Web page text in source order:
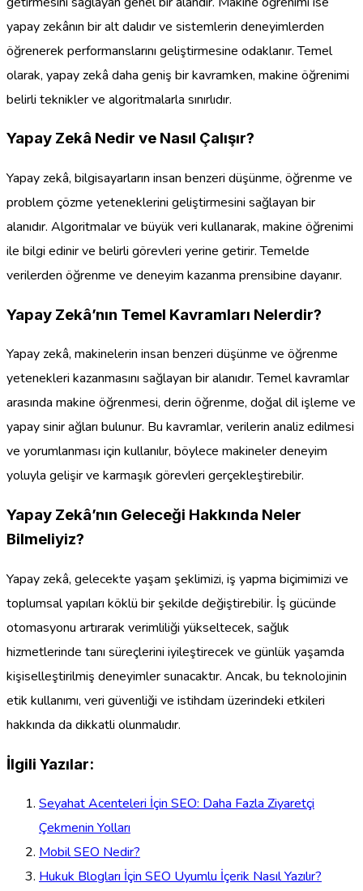
yapay zekânın bir alt dalıdır ve sistemlerin deneyimlerden
öğrenerek performanslarını geliştirmesine odaklanır. Temel
olarak, yapay zekâ daha geniş bir kavramken, makine öğrenimi
belirli teknikler ve algoritmalarla sınırlıdır.
Yapay Zekâ Nedir ve Nasıl Çalışır?
Yapay zekâ, bilgisayarların insan benzeri düşünme, öğrenme ve
problem çözme yeteneklerini geliştirmesini sağlayan bir
alanıdır. Algoritmalar ve büyük veri kullanarak, makine öğrenimi
ile bilgi edinir ve belirli görevleri yerine getirir. Temelde
verilerden öğrenme ve deneyim kazanma prensibine dayanır.
Yapay Zekâ’nın Temel Kavramları Nelerdir?
Yapay zekâ, makinelerin insan benzeri düşünme ve öğrenme
yetenekleri kazanmasını sağlayan bir alanıdır. Temel kavramlar
arasında makine öğrenmesi, derin öğrenme, doğal dil işleme ve
yapay sinir ağları bulunur. Bu kavramlar, verilerin analiz edilmesi
ve yorumlanması için kullanılır, böylece makineler deneyim
yoluyla gelişir ve karmaşık görevleri gerçekleştirebilir.
Yapay Zekâ’nın Geleceği Hakkında Neler
Bilmeliyiz?
Yapay zekâ, gelecekte yaşam şeklimizi, iş yapma biçimimizi ve
toplumsal yapıları köklü bir şekilde değiştirebilir. İş gücünde
otomasyonu artırarak verimliliği yükseltecek, sağlık
hizmetlerinde tanı süreçlerini iyileştirecek ve günlük yaşamda
kişiselleştirilmiş deneyimler sunacaktır. Ancak, bu teknolojinin
etik kullanımı, veri güvenliği ve istihdam üzerindeki etkileri
hakkında da dikkatli olunmalıdır.
İlgili Yazılar:
Seyahat Acenteleri İçin SEO: Daha Fazla Ziyaretçi
Çekmenin Yolları
Mobil SEO Nedir?
Hukuk Blogları İçin SEO Uyumlu İçerik Nasıl Yazılır?